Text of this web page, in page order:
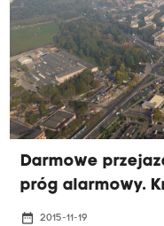
projektu nowej
Krakowie
Kozak.
Darmowe
próg alarmowy.
date_range 2015-11-19